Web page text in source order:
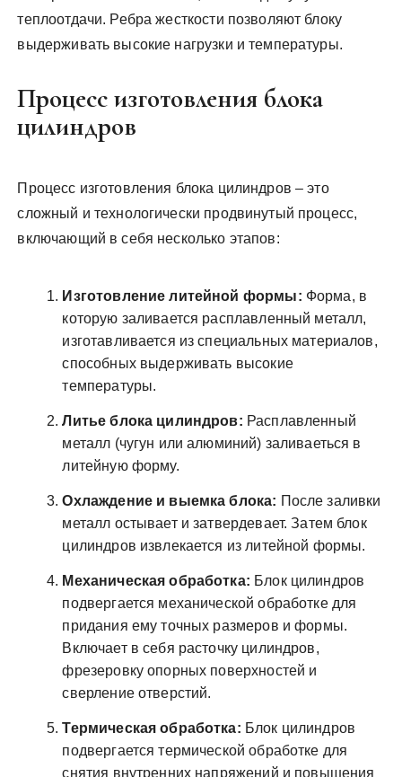
теплоотдачи. Ребра жесткости позволяют блоку
выдерживать высокие нагрузки и температуры.
Процесс изготовления блока
цилиндров
Процесс изготовления блока цилиндров – это
сложный и технологически продвинутый процесс,
включающий в себя несколько этапов:
Изготовление литейной формы: Форма, в
которую заливается расплавленный металл,
изготавливается из специальных материалов,
способных выдерживать высокие
температуры.
Литье блока цилиндров: Расплавленный
металл (чугун или алюминий) заливаеться в
литейную форму.
Охлаждение и выемка блока: После заливки
металл остывает и затвердевает. Затем блок
цилиндров извлекается из литейной формы.
Механическая обработка: Блок цилиндров
подвергается механической обработке для
придания ему точных размеров и формы.
Включает в себя расточку цилиндров,
фрезеровку опорных поверхностей и
сверление отверстий.
Термическая обработка: Блок цилиндров
подвергается термической обработке для
снятия внутренних напряжений и повышения